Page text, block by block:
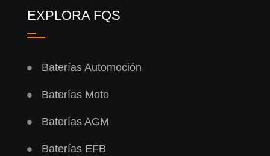
EXPLORA FQS
Baterías Automoción
Baterías Moto
Baterías AGM
Baterías EFB